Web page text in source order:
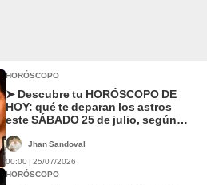
HORÓSCOPO
➤ Descubre tu HORÓSCOPO DE
HOY: qué te deparan los astros
este SÁBADO 25 de julio, según
Jhan Sandoval
00:00 | 25/07/2026
HORÓSCOPO